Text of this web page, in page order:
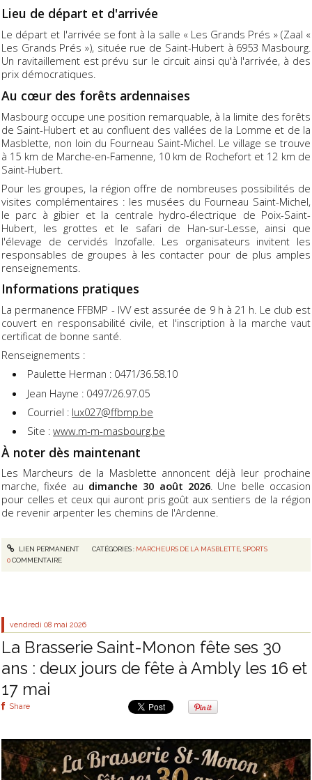
Lieu de départ et d'arrivée
Le départ et l'arrivée se font à la salle « Les Grands Prés » (Zaal «
Les Grands Prés »), située rue de Saint-Hubert à 6953 Masbourg.
Un ravitaillement est prévu sur le circuit ainsi qu'à l'arrivée, à des
prix démocratiques.
Au cœur des forêts ardennaises
Masbourg occupe une position remarquable, à la limite des forêts
de Saint-Hubert et au confluent des vallées de la Lomme et de la
Masblette, non loin du Fourneau Saint-Michel. Le village se trouve
à 15 km de Marche-en-Famenne, 10 km de Rochefort et 12 km de
Saint-Hubert.
Pour les groupes, la région offre de nombreuses possibilités de
visites complémentaires : les musées du Fourneau Saint-Michel,
le parc à gibier et la centrale hydro-électrique de Poix-Saint-
Hubert, les grottes et le safari de Han-sur-Lesse, ainsi que
l'élevage de cervidés Inzofalle. Les organisateurs invitent les
responsables de groupes à les contacter pour de plus amples
renseignements.
Informations pratiques
La permanence FFBMP - IVV est assurée de 9 h à 21 h. Le club est
couvert en responsabilité civile, et l'inscription à la marche vaut
certificat de bonne santé.
Renseignements :
Paulette Herman : 0471/36.58.10
Jean Hayne : 0497/26.97.05
Courriel : lux027@ffbmp.be
Site :www.m-m-masbourg.be
À noter dès maintenant
Les Marcheurs de la Masblette annoncent déjà leur prochaine
marche, fixée au dimanche 30 août 2026. Une belle occasion
pour celles et ceux qui auront pris goût aux sentiers de la région
de revenir arpenter les chemins de l'Ardenne.
LIEN PERMANENT CATÉGORIES : MARCHEURS DE LA MASBLETTE, SPORTS
0COMMENTAIRE
vendredi 08 mai 2026
La Brasserie Saint-Monon fête ses 30
ans : deux jours de fête à Ambly les 16 et
17 mai
Share